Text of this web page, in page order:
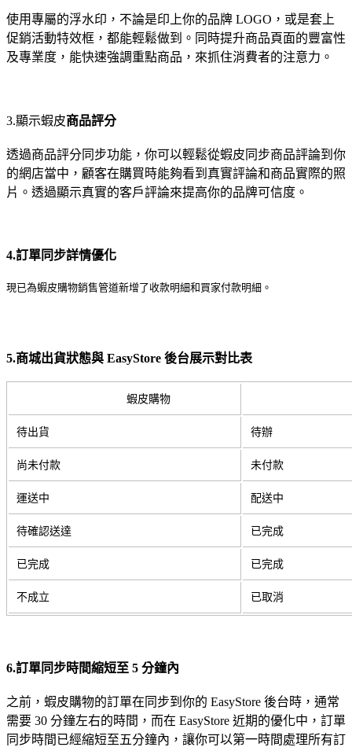
使用專屬的浮水印，不論是印上你的品牌 LOGO，或是套上
促銷活動特效框，都能輕鬆做到。同時提升商品頁面的豐富性
及專業度，能快速強調重點商品，來抓住消費者的注意力。
3.顯示蝦皮商品評分
透過商品評分同步功能，你可以輕鬆從蝦皮同步商品評論到你
的網店當中，顧客在購買時能夠看到真實評論和商品實際的照
片。透過顯示真實的客戶評論來提高你的品牌可信度。
4.訂單同步詳情優化
現已為蝦皮購物銷售管道新增了收款明細和買家付款明細。
5.商城出貨狀態與 EasyStore 後台展示對比表
蝦皮購物
待出貨 待辦
尚未付款 未付款
運送中 配送中
待確認送達 已完成
已完成 已完成
不成立 已取消
6.訂單同步時間縮短至 5 分鐘內
之前，蝦皮購物的訂單在同步到你的 EasyStore 後台時，通常
需要 30 分鐘左右的時間，而在 EasyStore 近期的優化中，訂單
同步時間已經縮短至五分鐘內，讓你可以第一時間處理所有訂